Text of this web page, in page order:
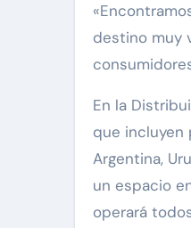
destino muy
En la
que incluyen
Argentina,
un espacio
operará